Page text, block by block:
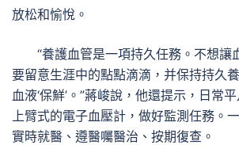
放松和愉悅。
“養護血管是一項持久任務。不想讓
要留意生涯中的點點滴滴，并保持持久
血液‘保鮮’。”蔣峻說，他還提示，日常
上臂式的電子血壓計，做好監測任務。
實時就醫、遵醫囑醫治、按期復查。